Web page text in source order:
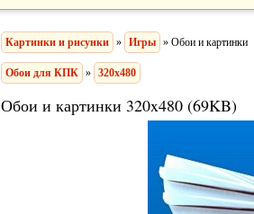
Картинки и рисунки » Игры » Обои и картинки
Обои для КПК » 320x480
Обои и картинки 320x480 (69KB)